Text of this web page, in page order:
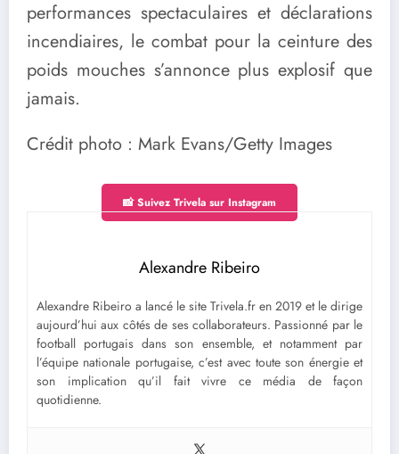
performances spectaculaires et déclarations
incendiaires, le combat pour la ceinture des
poids mouches s’annonce plus explosif que
jamais.
Crédit photo : Mark Evans/Getty Images
📸 Suivez Trivela sur Instagram
Alexandre Ribeiro
Alexandre Ribeiro a lancé le site Trivela.fr en 2019 et le dirige
aujourd’hui aux côtés de ses collaborateurs. Passionné par le
football portugais dans son ensemble, et notamment par
l’équipe nationale portugaise, c’est avec toute son énergie et
son implication qu’il fait vivre ce média de façon
quotidienne.